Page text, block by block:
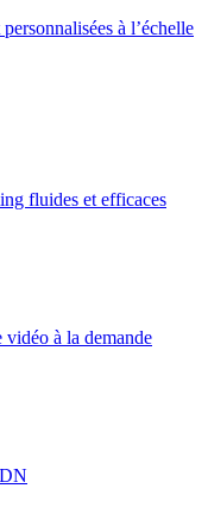
à l’échelle
fluides et efficaces
vidéo à la demande